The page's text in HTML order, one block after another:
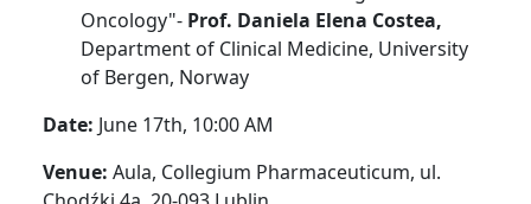
Oncology"- Prof. Daniela Elena Costea,
Department of Clinical Medicine, University
of Bergen, Norway
Date: June 17th, 10:00 AM
Venue: Aula, Collegium Pharmaceuticum, ul.